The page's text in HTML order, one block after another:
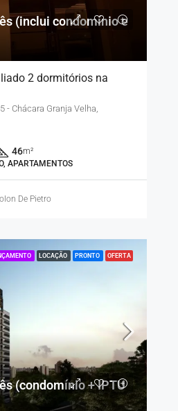
(inclui condomínio e
2 dormitórios na
- Chácara Granja Velha,
46m²
APARTAMENTOS
De Pietro
LOCAÇÃO PRONTO OFERTA
(condomínio + IPTU